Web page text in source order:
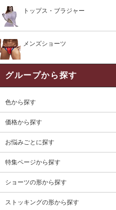
トップス・ブラジャー
メンズショーツ
グループから探す
色から探す
価格から探す
お悩みごとに探す
特集ページから探す
ショーツの形から探す
ストッキングの形から探す